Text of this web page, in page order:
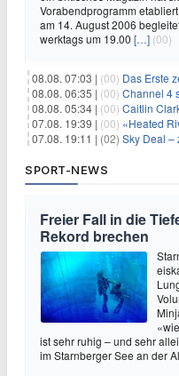
Vorabendprogramm
am 14. August 2006
werktags um 19.00 […] (00)
08.08. 07:03 | (00) Das Erste zeigt
08.08. 06:35 | (00) Channel 4
08.08. 05:34 | (00) Caitlin Clark
07.08. 19:39 | (00) «Heated
07.08. 19:11 | (02) Sky Deal – z.B.
SPORT-NEWS
Freier Fall in die
Rekord brechen
ist sehr ruhig – und sehr
im Starnberger See an der